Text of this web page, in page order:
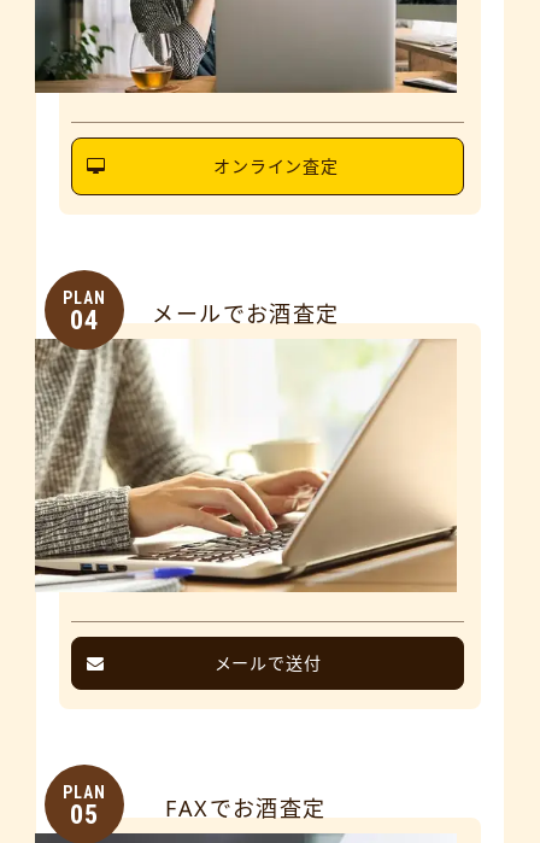
オンライン査定
PLAN
04 メールでお酒査定
メールで送付
PLAN
05 FAXでお酒査定